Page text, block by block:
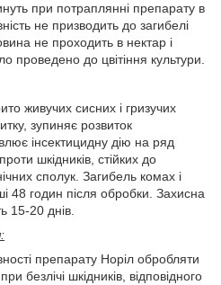
при потраплянні препарату в
не призводить до загибелі
не проходить в нектар і
проведено до цвітіння культури.
живучих сисних і гризучих
зупиняє розвиток
інсектицидну дію на ряд
шкідників, стійких до
сполук. Загибель комах і
48 годин після обробки. Захисна
15-20 днів.
препарату Норіл обробляти
безлічі шкідників, відповідного